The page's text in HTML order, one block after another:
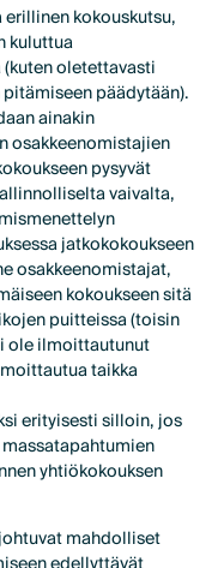
kokouskutsu,
kuluttua
oletettavasti
päädytään).
ainakin
osakkeenomistajien
pysyvät
vaivalta,
jatkokokoukseen
osakkeenomistajat,
kokoukseen sitä
puitteissa (toisin
ole ilmoittautunut
taikka
erityisesti silloin, jos
yhtiökokouksen
mahdolliset